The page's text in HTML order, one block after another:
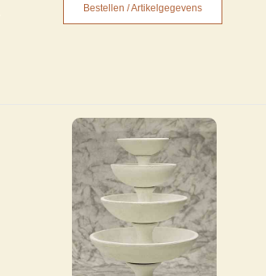
Bestellen / Artikelgegevens